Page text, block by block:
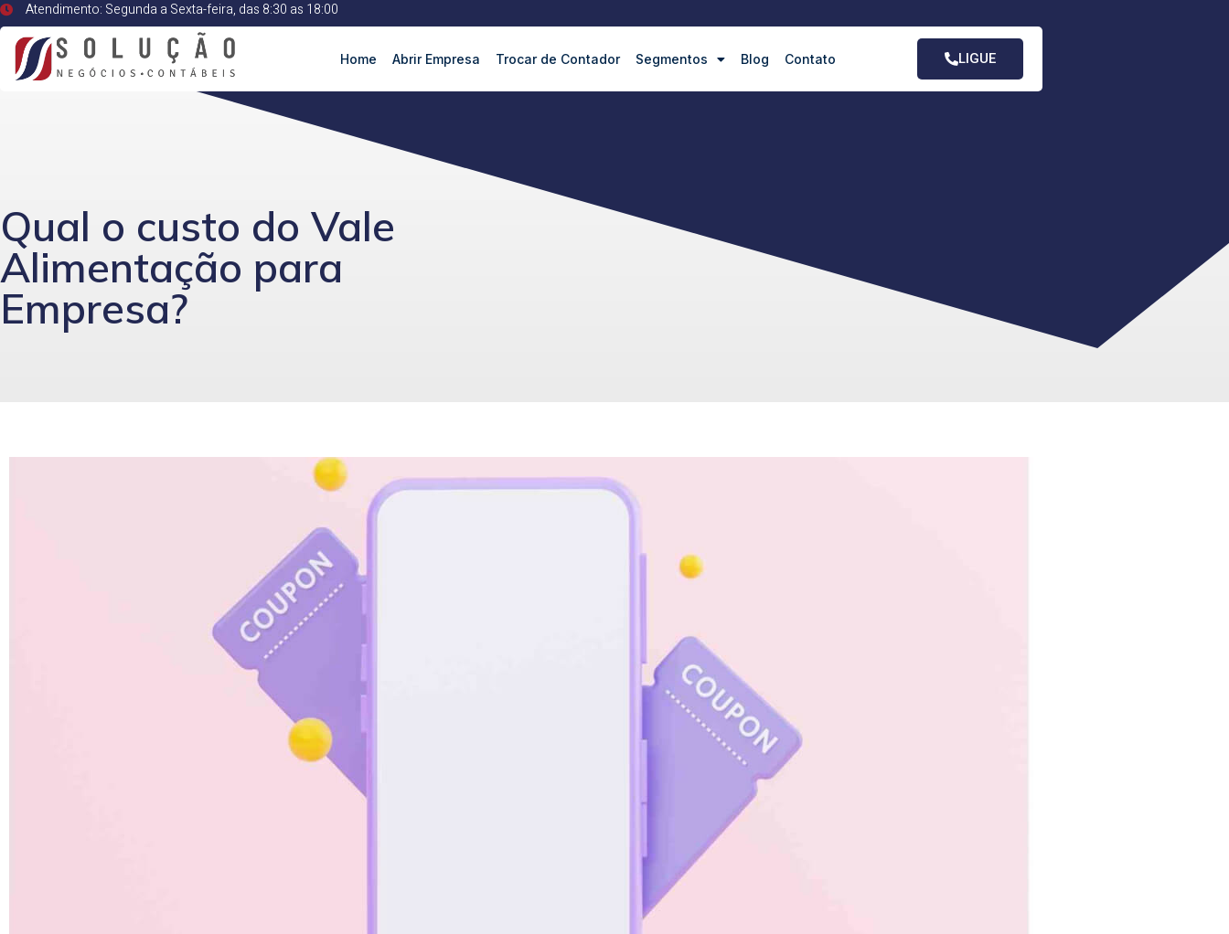
Atendimento: Segunda a Sexta-feira, das 8:30 as 18:00
Home Abrir Empresa Trocar de Contador Segmentos Blog Contato LIGUE
Qual o custo do Vale
Alimentação para
Empresa?